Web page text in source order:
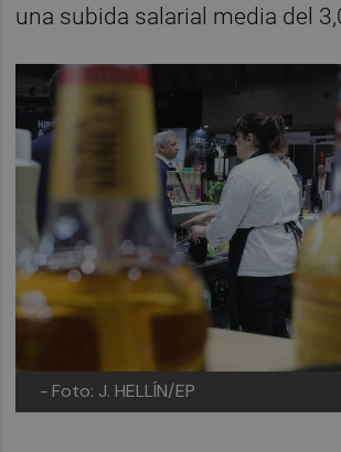
una subida salarial media del
- Foto: J. HELLÍN/EP